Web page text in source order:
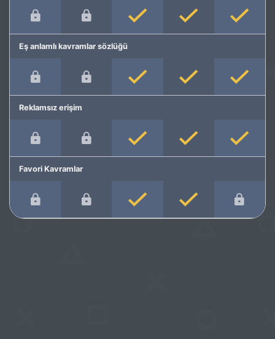
Eş anlamlı kavramlar sözlüğü
Reklamsız erişim
Favori Kavramlar